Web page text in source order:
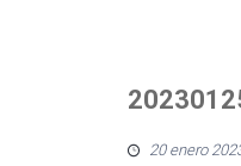
20 enero